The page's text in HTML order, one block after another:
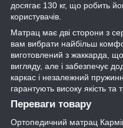
досягає 130 кг, що робить
користувачів.
Матрац має дві сторони з
вам вибрати найбільш
виготовлений з жаккарда,
вигляду, але і забезпечує
каркас і незалежний
гарантують високу якість та
Переваги товару
Ортопедичний матрац